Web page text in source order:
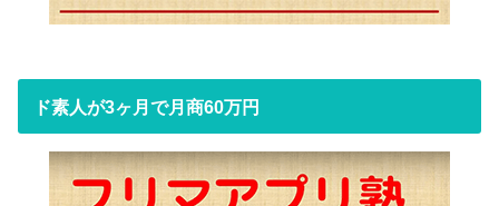
ド素人が3ヶ月で月商60万円